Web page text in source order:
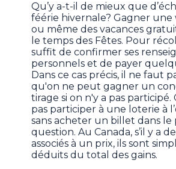
Qu’y a-t-il de mieux que
féérie hivernale? Gagner une
ou même des vacances
le temps des Fêtes. Pour
suffit de confirmer ses
personnels et de payer
Dans ce cas précis, il ne faut
qu'on ne peut gagner un
tirage si on n'y a pas
pas participer à une loterie à
sans acheter un billet dans le
question. Au Canada, s’il y a
associés à un prix, ils sont
déduits du total des gains.